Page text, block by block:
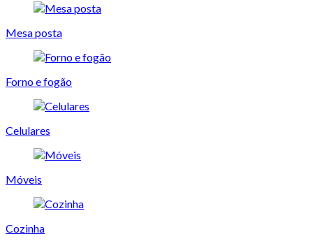
Mesa posta
Forno e fogão
Celulares
Móveis
Cozinha